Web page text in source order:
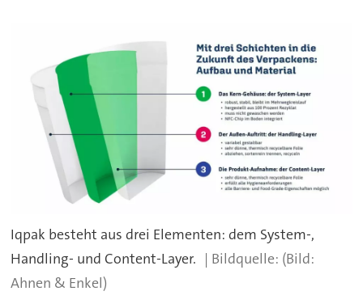
Iqpak besteht aus drei Elementen: dem System-,
Handling- und Content-Layer.
(Bild:
Ahnen & Enkel)